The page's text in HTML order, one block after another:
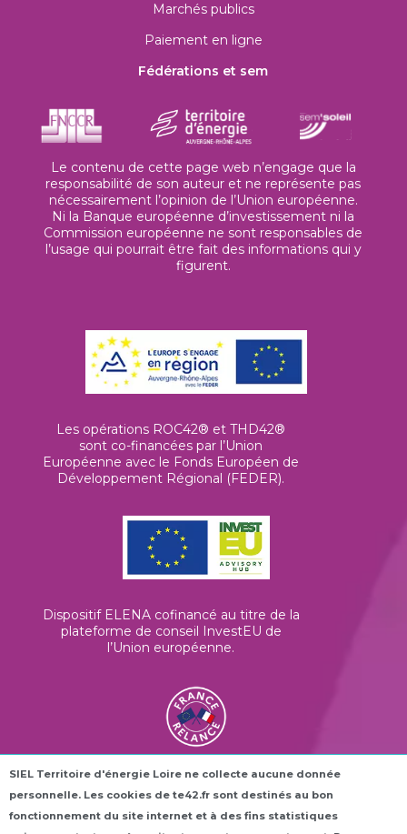
Marchés publics
Paiement en ligne
Fédérations et sem
Le contenu de cette page web n’engage que la
responsabilité de son auteur et ne représente pas
nécessairement l’opinion de l’Union européenne.
Ni la Banque européenne d’investissement ni la
Commission européenne ne sont responsables de
l’usage qui pourrait être fait des informations qui y
figurent.
Les opérations ROC42® et THD42®
sont co-financées par l’Union
Européenne avec le Fonds Européen de
Développement Régional (FEDER).
Dispositif ELENA cofinancé au titre de la
plateforme de conseil InvestEU de
l’Union européenne.
Les horloges connectées ROC42® sont
financées dans le cadre du plan France
Relance.
SIEL Territoire d'énergie Loire ne collecte aucune donnée
personnelle. Les cookies de te42.fr sont destinés au bon
fonctionnement du site internet et à des fins statistiques